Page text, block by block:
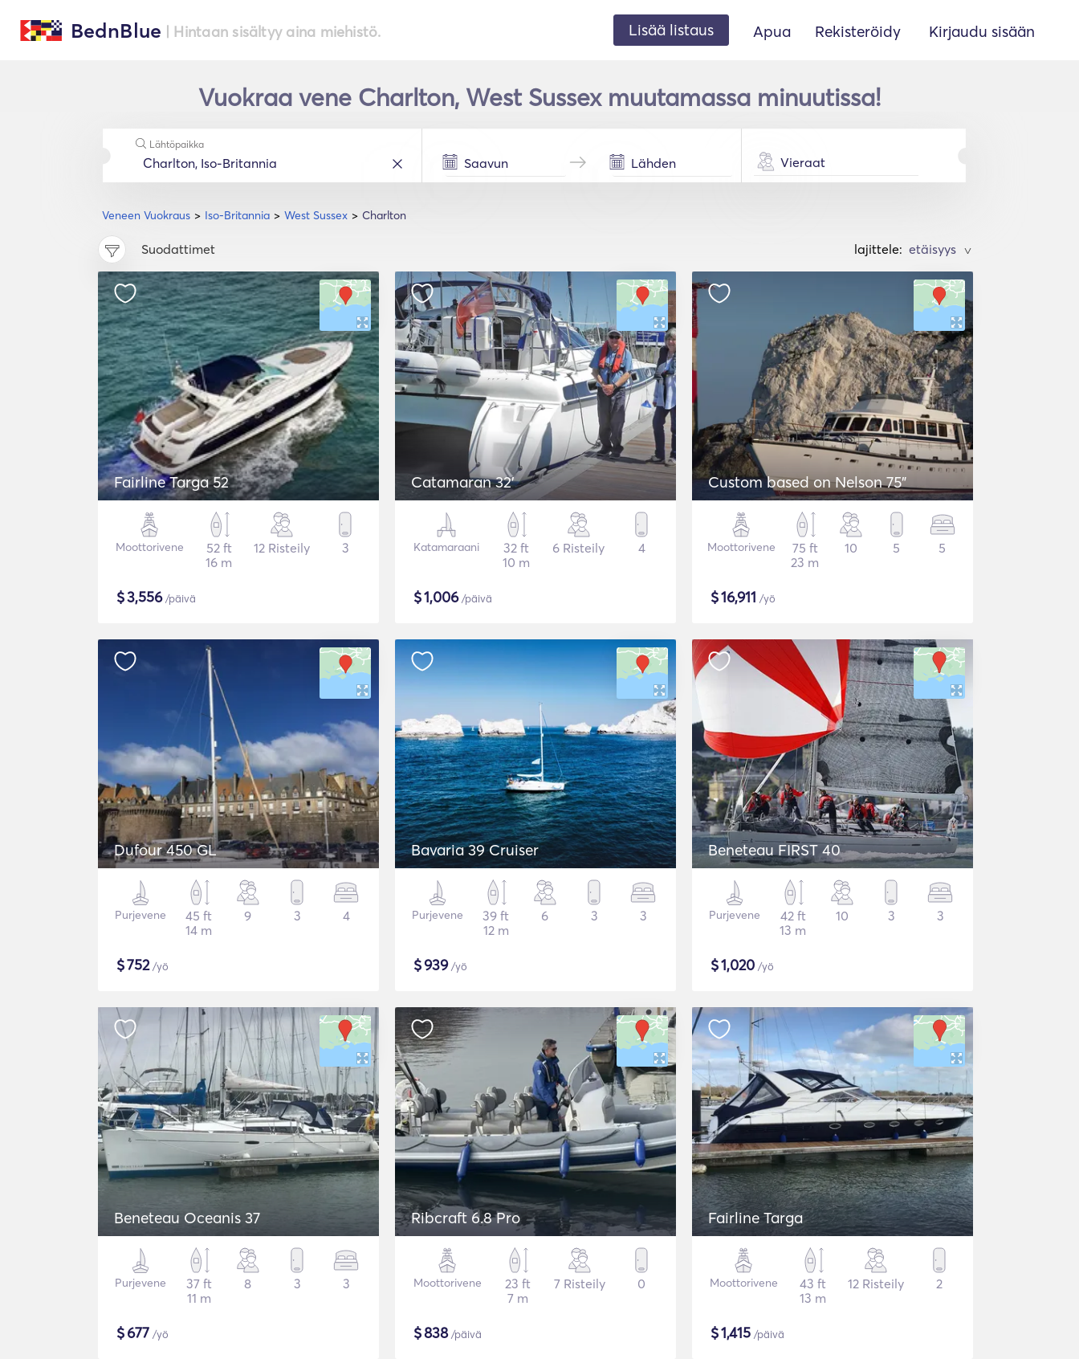
BednBlue | Hintaan sisältyy aina miehistö. Lisää listaus Apua Rekisteröidy Kirjaudu sisään
Vuokraa vene Charlton, West Sussex muutamassa minuutissa!
Veneen Vuokraus Iso-Britannia West Sussex Charlton
Lähtöpaikka
Vieraat
Suodattimet lajittele: >
Fairline Targa 52
Moottorivene
52 ft
16 m
12 Risteily 3
$3,556/päivä
Catamaran 32'
Katamaraani
32 ft
10 m
6 Risteily 4
$1,006/päivä
Custom based on Nelson 75"
Moottorivene
75 ft
23 m
10 5 5
$16,911 /yö
Dufour 450 GL
Purjevene
45 ft
14 m
9 3 4
$752/yö
Bavaria 39 Cruiser
Purjevene
39 ft
12 m
6 3 3
$939/yö
Beneteau FIRST 40
Purjevene
42 ft
13 m
10 3 3
$1,020 /yö
Beneteau Oceanis 37
Purjevene
37 ft
11 m
8 3 3
$677 /yö
Ribcraft 6.8 Pro
Moottorivene
23 ft
7 m
7 Risteily 0
$838/päivä
Fairline Targa
Moottorivene
43 ft
13 m
12 Risteily 2
$1,415 /päivä